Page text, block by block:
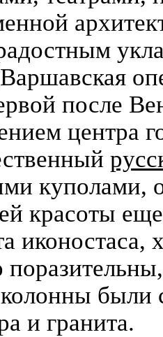
после
центра
куполами,
красоты
иконостаса,
были
и гранита.